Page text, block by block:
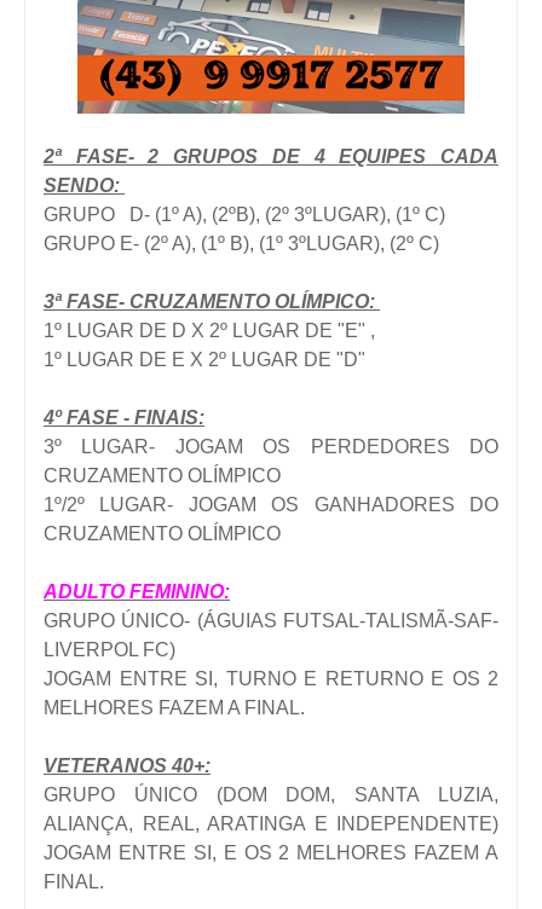
2ª FASE- 2 GRUPOS DE 4 EQUIPES CADA
SENDO:
GRUPO D- (1º A), (2ºB), (2º 3ºLUGAR), (1º C)
GRUPO E- (2º A), (1º B), (1º 3ºLUGAR), (2º C)
3ª FASE- CRUZAMENTO OLÍMPICO:
1º LUGAR DE D X 2º LUGAR DE "E" ,
1º LUGAR DE E X 2º LUGAR DE "D"
4º FASE - FINAIS:
3º LUGAR- JOGAM OS PERDEDORES DO
CRUZAMENTO OLÍMPICO
1º/2º LUGAR- JOGAM OS GANHADORES DO
CRUZAMENTO OLÍMPICO
ADULTO FEMININO:
GRUPO ÚNICO- (ÁGUIAS FUTSAL-TALISMÃ-SAF-
LIVERPOL FC)
JOGAM ENTRE SI, TURNO E RETURNO E OS 2
MELHORES FAZEM A FINAL.
VETERANOS 40+:
GRUPO ÚNICO (DOM DOM, SANTA LUZIA,
ALIANÇA, REAL, ARATINGA E INDEPENDENTE)
JOGAM ENTRE SI, E OS 2 MELHORES FAZEM A
FINAL.